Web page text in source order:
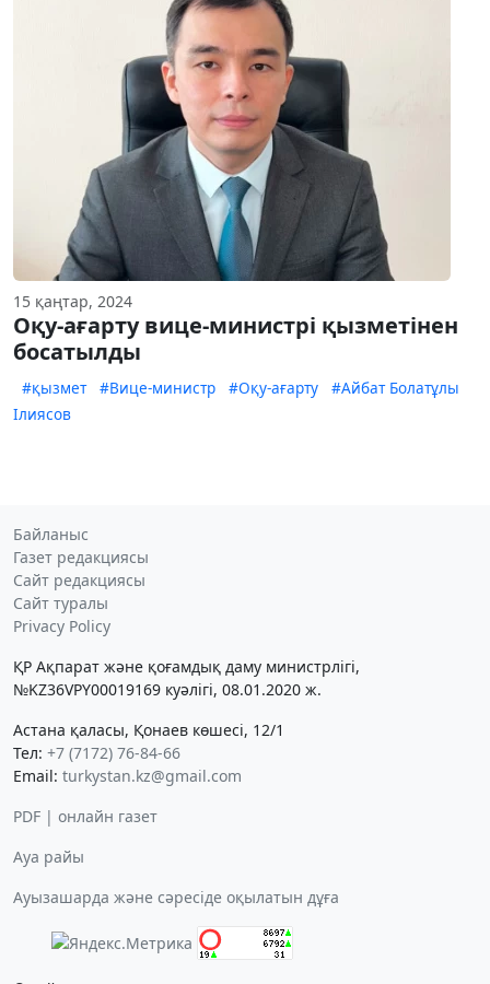
15 қаңтар, 2024
Оқу-ағарту вице-министрі қызметінен
босатылды
#қызмет #Вице-министр #Оқу-ағарту
#Айбат Болатұлы
Ілиясов
Байланыс
Газет редакциясы
Сайт редакциясы
Сайт туралы
Privacy Policy
ҚР Ақпарат және қоғамдық даму министрлігі,
№KZ36VPY00019169 куәлігі, 08.01.2020 ж.
Астана қаласы, Қонаев көшесі, 12/1
Тел: +7 (7172) 76-84-66
Email: turkystan.kz@gmail.com
PDF | онлайн газет
Ауа райы
Ауызашарда және сәресіде оқылатын дұға